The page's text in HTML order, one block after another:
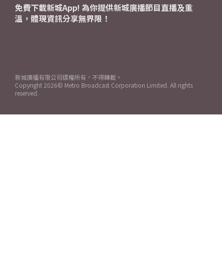
免費下載新城App! 為你提供新城廣播節目直播及重
溫，體現資訊分享無界限！
新城廣播有限公司版權所有，不得轉載。
Copyright 2026© Metro Broadcast Corporation Limited. All rights
reserved.